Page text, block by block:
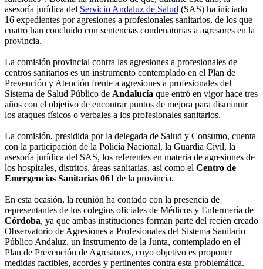
asesoría jurídica del Servicio Andaluz de Salud (SAS) ha iniciado
16 expedientes por agresiones a profesionales sanitarios, de los que
cuatro han concluido con sentencias condenatorias a agresores en la
provincia.
La comisión provincial contra las agresiones a profesionales de
centros sanitarios es un instrumento contemplado en el Plan de
Prevención y Atención frente a agresiones a profesionales del
Sistema de Salud Público de Andalucía que entró en vigor hace tres
años con el objetivo de encontrar puntos de mejora para disminuir
los ataques físicos o verbales a los profesionales sanitarios.
La comisión, presidida por la delegada de Salud y Consumo, cuenta
con la participación de la Policía Nacional, la Guardia Civil, la
asesoría jurídica del SAS, los referentes en materia de agresiones de
los hospitales, distritos, áreas sanitarias, así como el Centro de
Emergencias Sanitarias 061 de la provincia.
En esta ocasión, la reunión ha contado con la presencia de
representantes de los colegios oficiales de Médicos y Enfermería de
Córdoba, ya que ambas instituciones forman parte del recién creado
Observatorio de Agresiones a Profesionales del Sistema Sanitario
Público Andaluz, un instrumento de la Junta, contemplado en el
Plan de Prevención de Agresiones, cuyo objetivo es proponer
medidas factibles, acordes y pertinentes contra esta problemática.